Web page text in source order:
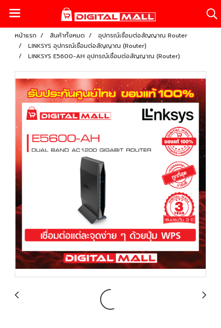
หน้าแรก สินค้าทั้งหมด
อุปกรณ์เชื่อมต่อสัญญาณ Router
LINKSYS อุปกรณ์เชื่อมต่อสัญญาณ (Router)
LINKSYS E5600-AH อุปกรณ์เชื่อมต่อสัญญาณ (Router)